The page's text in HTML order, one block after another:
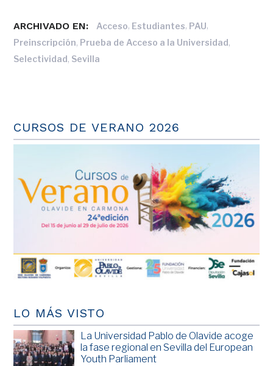
ARCHIVADO EN: Acceso, Estudiantes, PAU,
Preinscripción, Prueba de Acceso a la Universidad,
Selectividad, Sevilla
CURSOS DE VERANO 2026
LO MÁS VISTO
La Universidad Pablo de Olavide acoge
la fase regional en Sevilla del European
Youth Parliament